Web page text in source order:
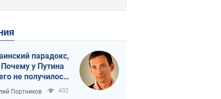
парадокс,
у Путина
не получилось
Портников 402